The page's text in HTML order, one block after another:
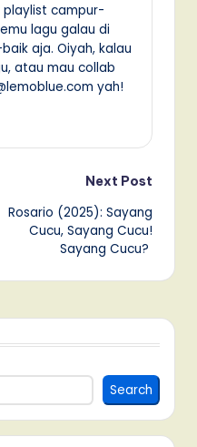
playlist campur-
lagu galau di
aja. Oiyah, kalau
atau mau collab
yah!
Next Post
Rosario (2025): Sayang
Cucu, Sayang Cucu!
Sayang Cucu?
Search